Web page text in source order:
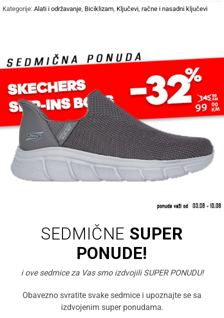
Kategorije: Alati i održavanje, Biciklizam, Ključevi, račne i nasadni ključevi
SEDMIČNE SUPER
PONUDE!
i ove sedmice za Vas smo izdvojili SUPER PONUDU!
Obavezno svratite svake sedmice i upoznajte se sa
izdvojenim super ponudama.